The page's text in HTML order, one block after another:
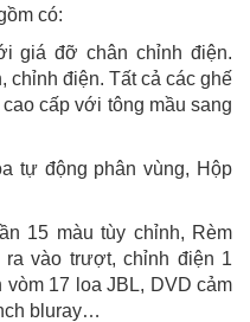
có:
giá đỡ chân chỉnh điện.
chỉnh điện. Tất cả các ghế
cấp với tông mầu sang
tự động phân vùng, Hộp
15 màu tùy chỉnh, Rèm
vào trượt, chỉnh điện 1
vòm 17 loa JBL, DVD cảm
bluray…